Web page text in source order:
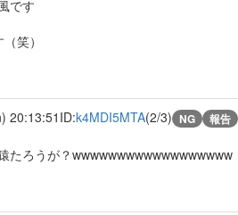
です
笑）
20:13:51 ID:k4MDI5MTA(2/3) NG 報告
たろうが？wwwwwwwwwwwwwwwwww